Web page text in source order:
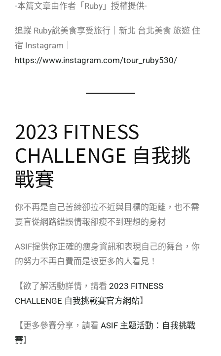
-本篇文章由作者「Ruby」授權提供-
追蹤 Ruby說美食享受旅行｜新北 台北美食 旅遊 住
宿 Instagram｜
https://www.instagram.com/tour_ruby530/
2023 FITNESS
CHALLENGE 自我挑
戰賽
你不再是自己苦練卻拉不近與目標的距離，也不需
要盲從網路錯誤情報卻瘦不到理想的身材
ASIF提供你正確的瘦身資訊和表現自己的舞台，你
的努力不再白費而是被更多的人看見！
【欲了解活動詳情，請看 2023 FITNESS
CHALLENGE 自我挑戰賽官方網站】
【更多參賽分享，請看 ASIF 主題活動：自我挑戰
賽】